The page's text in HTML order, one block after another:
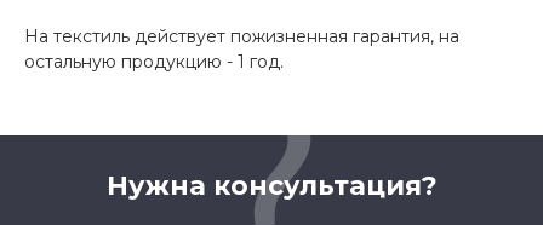
На текстиль действует пожизненная гарантия, на
остальную продукцию - 1 год.
Нужна консультация?